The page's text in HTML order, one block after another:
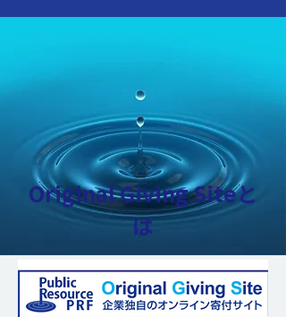
Original Giving Siteと
は